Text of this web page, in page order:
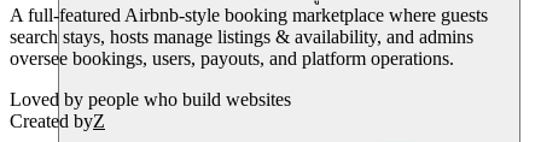
A full-featured Airbnb-style booking marketplace where guests
search stays, hosts manage listings & availability, and admins
oversee bookings, users, payouts, and platform operations.
Loved by people who build websites
Created byZ